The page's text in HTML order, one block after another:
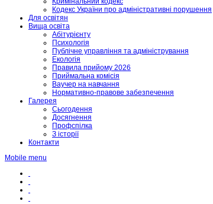
Кодекс України про адміністративні порушення
Для освітян
Вища освіта
Абітурієнту
Психологія
Публічне управління та адміністрування
Екологія
Правила прийому 2026
Приймальна комісія
Ваучер на навчання
Нормативно-правове забезпечення
Галерея
Сьогодення
Досягнення
Профспілка
З історії
Контакти
Mobile menu